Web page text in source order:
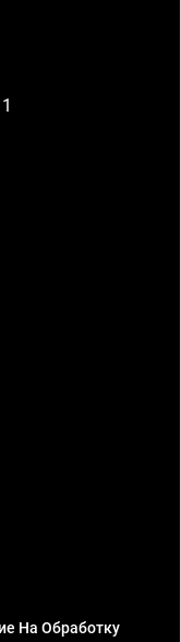
На Обработку